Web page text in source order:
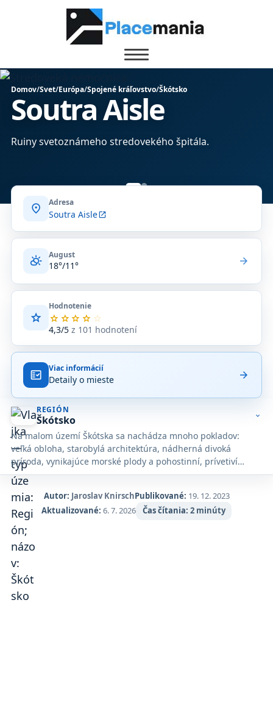
Domov/Svet/Európa/Spojené kráľovstvo/Škótsko
Soutra Aisle
Ruiny svetoznámeho stredovekého špitála.
location_on Adresa
Soutra Aisleopen_in_new
partly_cloudy_day August
18°/11° arrow_forward
star
Hodnotenie
star star star star star
4,3/5z 101 hodnotení
Priemerné
hodnotenie
z
na
základe
101
hodnotení
na
Google
Maps.
fact_check Viac informácií
Detaily o mieste arrow_forward
REGIÓN
Škótsko
Na malom území Škótska sa nachádza mnoho pokladov:
veľká obloha, starobylá architektúra, nádherná divoká
príroda, vynikajúce morské plody a pohostinní, prívetiví
ľudia.
expand_more
Autor: Jaroslav KnirschPublikované: 19. 12. 2023
Aktualizované: 6. 7. 2026 Čas čítania: 2 minúty